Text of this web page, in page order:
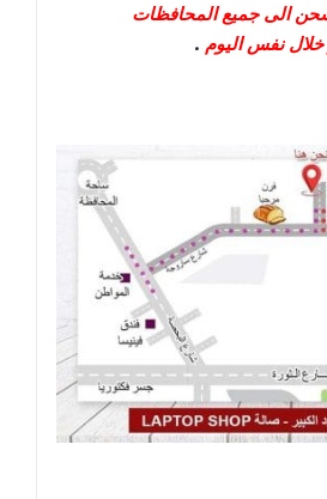
الى جميع المحافظات
نفس اليوم .